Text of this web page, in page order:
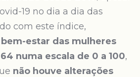
19 no dia a dia das
com este índice,
estar das mulheres
numa escala de 0 a 100,
não houve alterações